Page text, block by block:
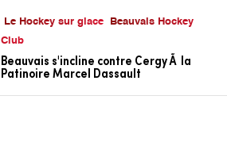
Le Hockey sur glace
Beauvais Hockey
Club
Beauvais s'incline contre Cergy Ã la
Patinoire Marcel Dassault